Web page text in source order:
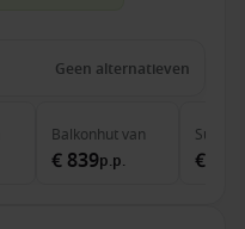
Geen alternatieven
Balkonhutvan
€ 839p.p.
Suite
€